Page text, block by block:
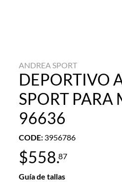
ANDREA SPORT
DEPORTIVO
SPORT PARA
96636
CODE: 3956786
$558.87
Guía de tallas